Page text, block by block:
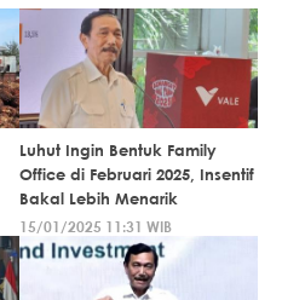
Luhut Ingin Bentuk Family
Office di Februari 2025, Insentif
Bakal Lebih Menarik
15/01/2025 11:31 WIB